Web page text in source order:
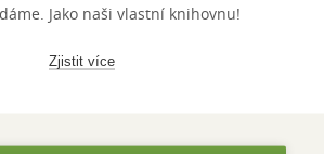
Jako naši vlastní knihovnu!
Zjistit více